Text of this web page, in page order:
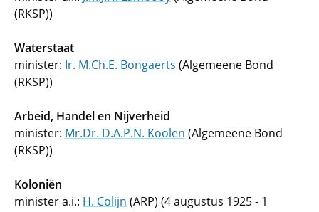
(RKSP))
Waterstaat
minister: Ir. M.Ch.E. Bongaerts (Algemeene Bond
(RKSP))
Arbeid, Handel en Nijverheid
minister: Mr.Dr. D.A.P.N. Koolen (Algemeene Bond
(RKSP))
Koloniën
minister a.i.: H. Colijn (ARP) (4 augustus 1925 - 1